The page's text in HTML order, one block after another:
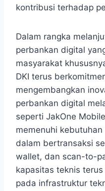
kontribusi terhadap
Dalam rangka
perbankan digital
masyarakat
DKI terus
mengembangkan
perbankan digital
seperti JakOne
memenuhi
dalam bertransaksi
wallet, dan scan-to-
kapasitas teknis
pada infrastruktur